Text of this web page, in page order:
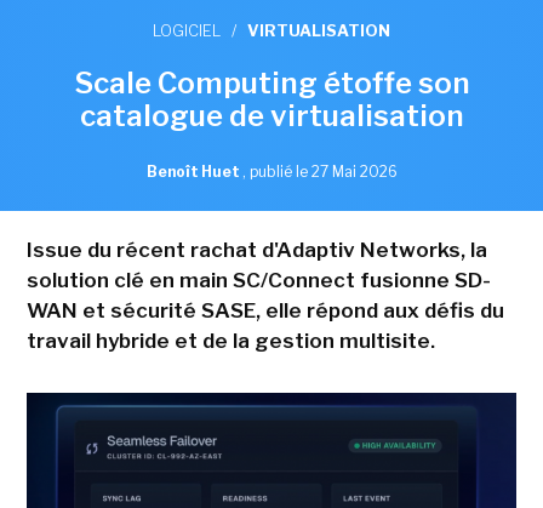
LOGICIEL / VIRTUALISATION
Scale Computing étoffe son
catalogue de virtualisation
Benoît Huet , publié le 27 Mai 2026
Issue du récent rachat d'Adaptiv Networks, la
solution clé en main SC/Connect fusionne SD-
WAN et sécurité SASE, elle répond aux défis du
travail hybride et de la gestion multisite.